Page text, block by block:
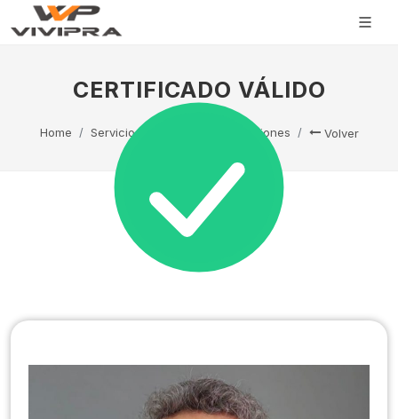
CERTIFICADO VÁLIDO
Home Servicio Técnico Capacitaciones Volver